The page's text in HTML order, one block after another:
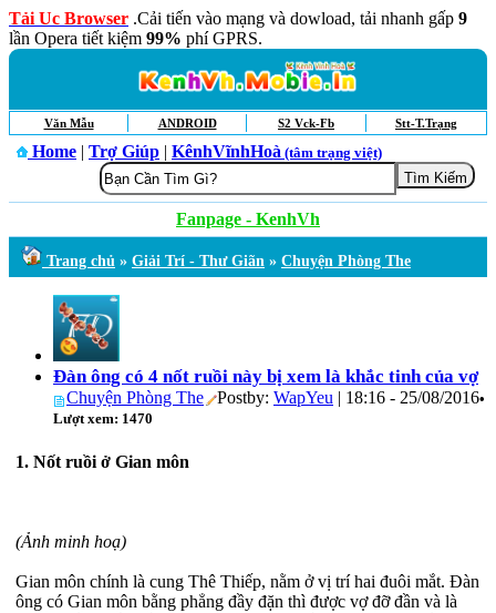
Tải Uc Browser .Cải tiến vào mạng và dowload, tải nhanh gấp 9
lần Opera tiết kiệm 99% phí GPRS.
Văn Mẫu ANDROID S2 Vck-Fb Stt-T.Trạng
Home | Trợ Giúp | KênhVĩnhHoà (tâm trạng việt)
Fanpage - KenhVh
Trang chủ » Giải Trí - Thư Giãn » Chuyện Phòng The
Đàn ông có 4 nốt ruồi này bị xem là khắc tinh của vợ
Chuyện Phòng The Postby: WapYeu | 18:16 - 25/08/2016•
Lượt xem: 1470
1. Nốt ruồi ở Gian môn
(Ảnh minh hoạ)
Gian môn chính là cung Thê Thiếp, nằm ở vị trí hai đuôi mắt. Đàn
ông có Gian môn bằng phẳng đầy đặn thì được vợ đỡ đần và là